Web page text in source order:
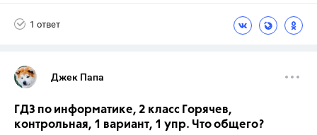
1 ответ
Джек Папа
ГДЗ по информатике, 2 класс Горячев,
контрольная, 1 вариант, 1 упр. Что общего?